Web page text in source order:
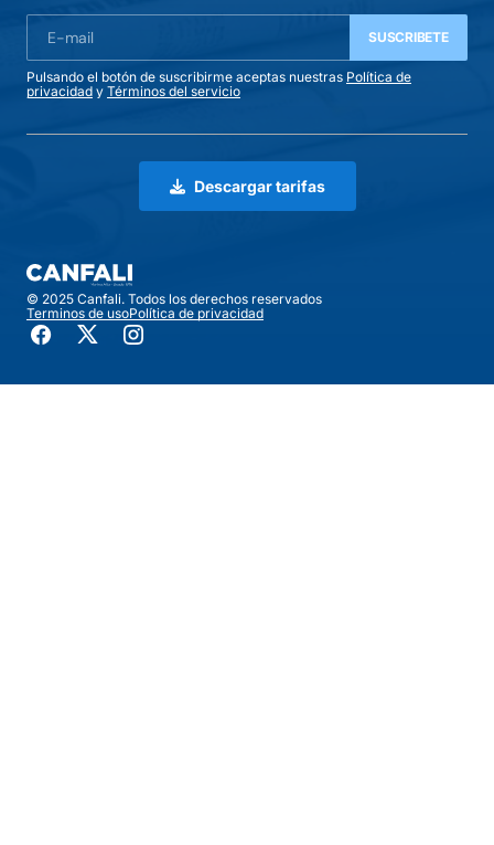
SUSCRIBETE
Pulsando el botón de suscribirme aceptas nuestras Política de
privacidad y Términos del servicio
Descargar tarifas
© 2025 Canfali. Todos los derechos reservados
Terminos de usoPolítica de privacidad